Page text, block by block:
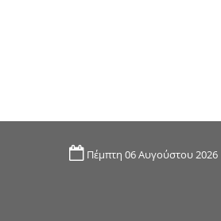
Πέμπτη 06 Αυγούστου 2026